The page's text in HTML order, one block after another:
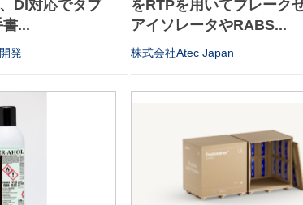
DI対応でタブ
...
発
をRTPを用いてブレーク
アイソレータやRABS...
株式会社Atec Japan